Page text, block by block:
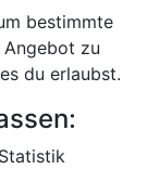
bestimmte
Angebot zu
du erlaubst.
Statistik